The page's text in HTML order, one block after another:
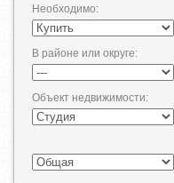
Необходимо:
В районе или округе:
Объект недвижимости: